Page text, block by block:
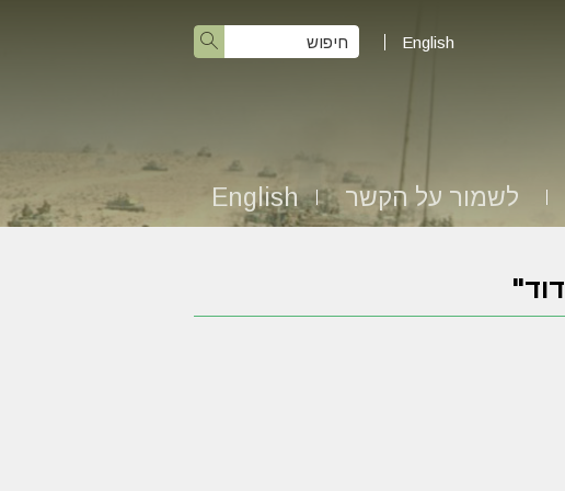
English
לשמור על הקשר English